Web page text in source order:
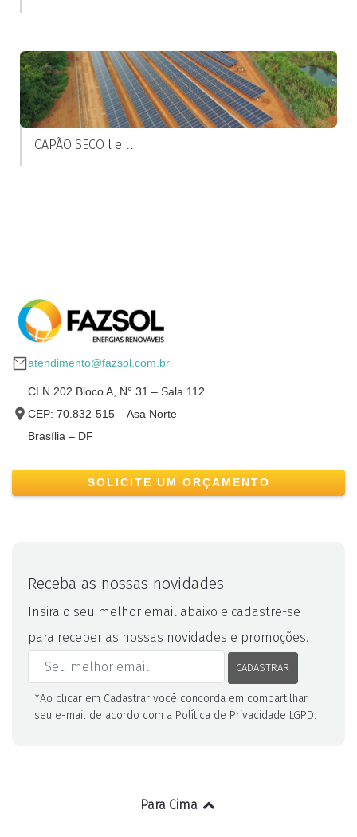
CAPÃO SECO l e ll
atendimento@fazsol.com.br
CLN 202 Bloco A, N° 31 – Sala 112
CEP: 70.832-515 – Asa Norte
Brasília – DF
SOLICITE UM ORÇAMENTO
Receba as nossas novidades
Insira o seu melhor email abaixo e cadastre-se
para receber as nossas novidades e promoções.
CADASTRAR
*Ao clicar em Cadastrar você concorda em compartilhar
seu e-mail de acordo com a Política de Privacidade LGPD.
Para Cima